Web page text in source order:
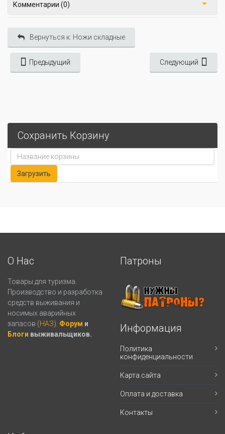
Комментарии (0)
Вернуться к: Ножи складные
Предыдущий Следующий
Сохранить Корзину
О Нас
Товары для туризма.
Производство и разработка
средств выживания и
носимых аварийных
запасов (НАЗ). Форум и
Блоги выживальщиков.
Патроны
Информация
Политика
конфиденциальности
Карта сайта
Оплата и доставка
Контакты